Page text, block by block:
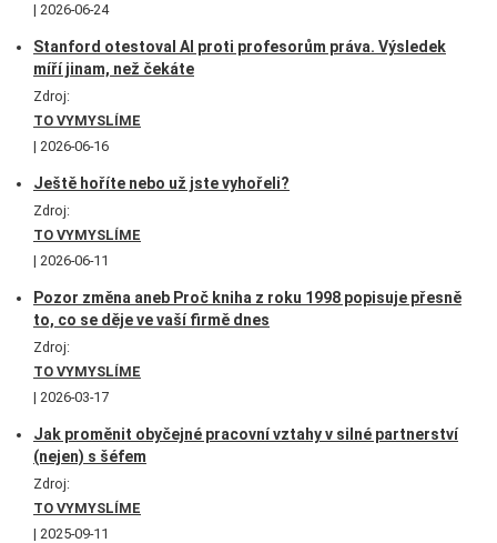
2026-06-24
Stanford otestoval AI proti profesorům práva. Výsledek
míří jinam, než čekáte
Zdroj:
TO VYMYSLÍME
2026-06-16
Ještě hoříte nebo už jste vyhořeli?
Zdroj:
TO VYMYSLÍME
2026-06-11
Pozor změna aneb Proč kniha z roku 1998 popisuje přesně
to, co se děje ve vaší firmě dnes
Zdroj:
TO VYMYSLÍME
2026-03-17
Jak proměnit obyčejné pracovní vztahy v silné partnerství
(nejen) s šéfem
Zdroj:
TO VYMYSLÍME
2025-09-11